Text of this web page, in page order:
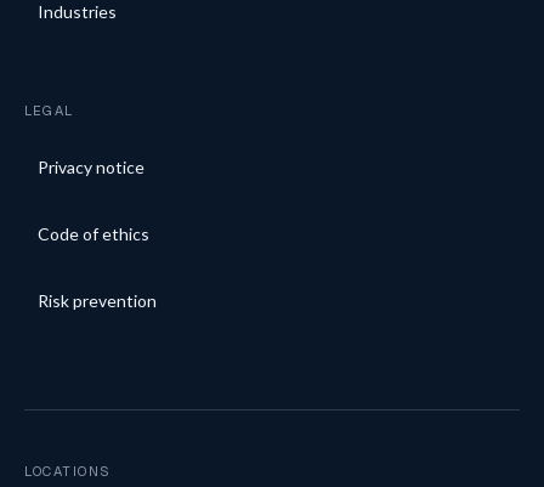
Industries
LEGAL
Privacy notice
Code of ethics
Risk prevention
LOCATIONS